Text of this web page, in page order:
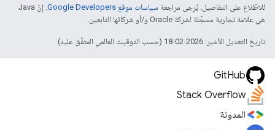
للاطّلاع على التفاصيل، يُرجى مراجعة سياسات موقع Google Developers‏
. إنّ Java
هي علامة تجارية مسجَّلة لشركة Oracle و/أو شركائها التابعين.
تاريخ التعديل الأخير: 2026-02-18 (حسب التوقيت العالمي المتفَّق عليه)
GitHub
Stack Overflow
المدونة